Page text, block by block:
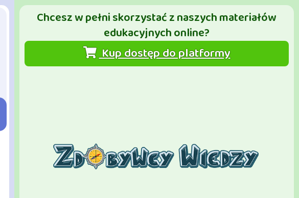
Chcesz w pełni skorzystać z naszych materiałów
edukacyjnych online?
Kup dostęp do platformy